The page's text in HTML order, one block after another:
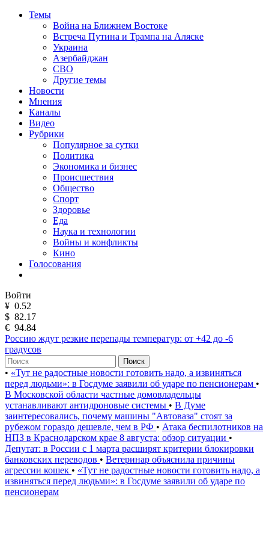
Темы
Война на Ближнем Востоке
Встреча Путина и Трампа на Аляске
Украина
Азербайджан
СВО
Другие темы
Новости
Мнения
Каналы
Видео
Рубрики
Популярное за сутки
Политика
Экономика и бизнес
Происшествия
Общество
Спорт
Здоровье
Еда
Наука и технологии
Войны и конфликты
Кино
Голосования
Войти
¥ 0.52
$ 82.17
€ 94.84
Россию ждут резкие перепады температур: от +42 до -6
градусов
Поиск
• «Тут не радостные новости готовить надо, а извиняться
перед людьми»: в Госдуме заявили об ударе по пенсионерам •
В Московской области частные домовладельцы
устанавливают антидроновые системы • В Думе
заинтересовались, почему машины "Автоваза" стоят за
рубежом гораздо дешевле, чем в РФ • Атака беспилотников на
НПЗ в Краснодарском крае 8 августа: обзор ситуации •
Депутат: в России с 1 марта расширят критерии блокировки
банковских переводов • Ветеринар объяснила причины
агрессии кошек • «Тут не радостные новости готовить надо, а
извиняться перед людьми»: в Госдуме заявили об ударе по
пенсионерам